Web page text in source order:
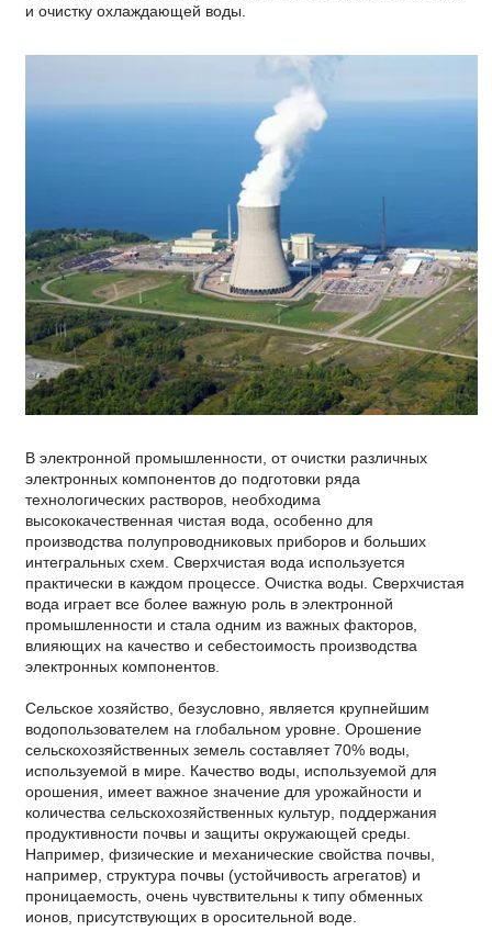
и очистку охлаждающей воды.
В электронной промышленности, от очистки различных
электронных компонентов до подготовки ряда
технологических растворов, необходима
высококачественная чистая вода, особенно для
производства полупроводниковых приборов и больших
интегральных схем. Сверхчистая вода используется
практически в каждом процессе. Очистка воды. Сверхчистая
вода играет все более важную роль в электронной
промышленности и стала одним из важных факторов,
влияющих на качество и себестоимость производства
электронных компонентов.
Сельское хозяйство, безусловно, является крупнейшим
водопользователем на глобальном уровне. Орошение
сельскохозяйственных земель составляет 70% воды,
используемой в мире. Качество воды, используемой для
орошения, имеет важное значение для урожайности и
количества сельскохозяйственных культур, поддержания
продуктивности почвы и защиты окружающей среды.
Например, физические и механические свойства почвы,
например, структура почвы (устойчивость агрегатов) и
проницаемость, очень чувствительны к типу обменных
ионов, присутствующих в оросительной воде.